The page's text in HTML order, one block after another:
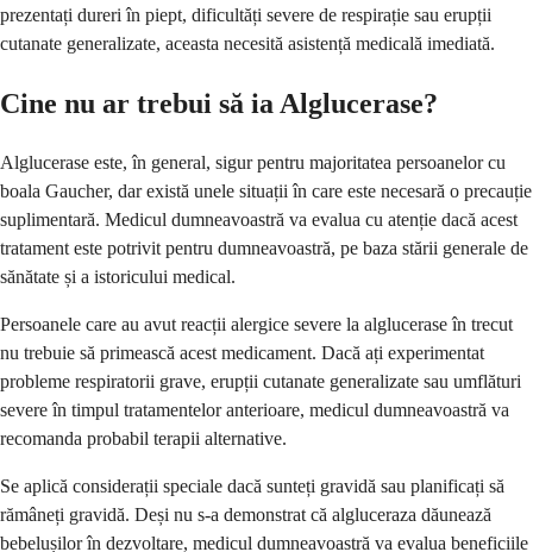
prezentați dureri în piept, dificultăți severe de respirație sau erupții
cutanate generalizate, aceasta necesită asistență medicală imediată.
Cine nu ar trebui să ia Alglucerase?
Alglucerase este, în general, sigur pentru majoritatea persoanelor cu
boala Gaucher, dar există unele situații în care este necesară o precauție
suplimentară. Medicul dumneavoastră va evalua cu atenție dacă acest
tratament este potrivit pentru dumneavoastră, pe baza stării generale de
sănătate și a istoricului medical.
Persoanele care au avut reacții alergice severe la alglucerase în trecut
nu trebuie să primească acest medicament. Dacă ați experimentat
probleme respiratorii grave, erupții cutanate generalizate sau umflături
severe în timpul tratamentelor anterioare, medicul dumneavoastră va
recomanda probabil terapii alternative.
Se aplică considerații speciale dacă sunteți gravidă sau planificați să
rămâneți gravidă. Deși nu s-a demonstrat că algluceraza dăunează
bebelușilor în dezvoltare, medicul dumneavoastră va evalua beneficiile